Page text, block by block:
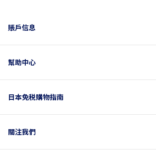
賬戶信息
幫助中心
日本免税購物指南
關注我們